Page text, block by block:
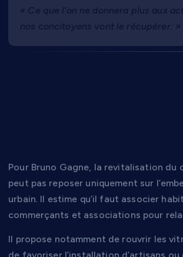
« Ce que l’on ne donnera plus aux
nos concitoyens vont le récupérer. »
Pour Bruno Gagne, la revitalisation du
peut pas reposer uniquement sur
urbain. Il estime qu’il faut associer
commerçants et associations pour
Il propose notamment de rouvrir les